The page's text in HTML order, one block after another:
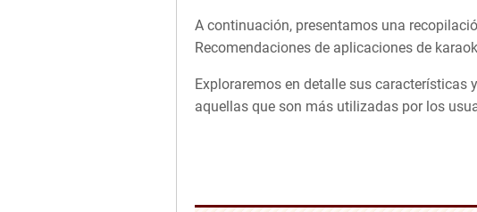
A continuación, presentamos una
Recomendaciones de aplicaciones de
Exploraremos en detalle sus características
aquellas que son más utilizadas por los